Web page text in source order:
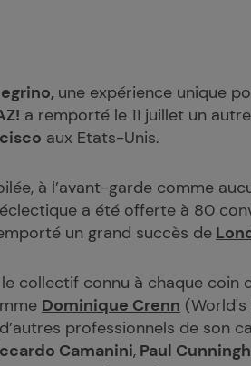
une expérience unique
a remporté le 11 juillet un
aux Etats-Unis.
à l’avant-garde comme
a été offerte à 80
un grand succès de
collectif connu à chaque coin
Dominique Crenn
professionnels de son
Camanini, Paul